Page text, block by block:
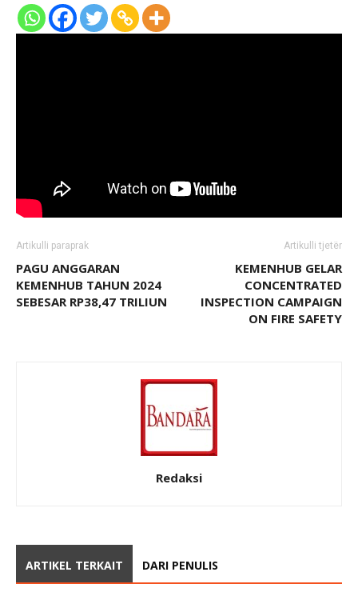
Artikulli paraprak
PAGU ANGGARAN
KEMENHUB TAHUN 2024
SEBESAR RP38,47 TRILIUN
Artikulli tjetër
KEMENHUB GELAR
CONCENTRATED
INSPECTION CAMPAIGN
ON FIRE SAFETY
Redaksi
ARTIKEL TERKAIT DARI PENULIS